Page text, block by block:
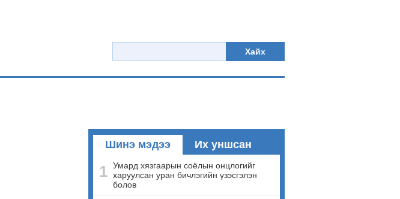
Хайх
Шинэ мэдээ Их уншсан
1 Умард хязгаарын соёлын онцлогийг
харуулсан уран бичлэгийн үзэсгэлэн
болов